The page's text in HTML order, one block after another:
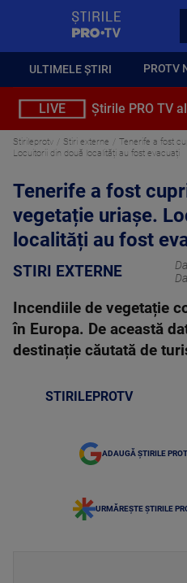
ULTIMELE ȘTIRI PROTV
LIVE Știrile PRO TV
Stirileprotv Stiri externe
Tenerife a fost
Locuitorii din două localități au fost evacuați
Tenerife a fost
vegetație uriașe.
localități au fost
STIRI EXTERNE
Incendiile de vegetație
în Europa. De această
destinație căutată de
STIRILEPROTV
ADAUGĂ ȘTIRILE
URMĂREȘTE ȘTIRILE